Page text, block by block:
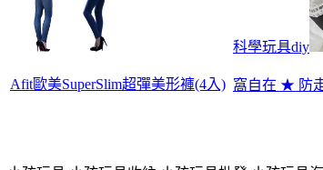
Afit歐美SuperSlim超彈美形褲(4入)
科學玩具diy
窩自在 ★ 防